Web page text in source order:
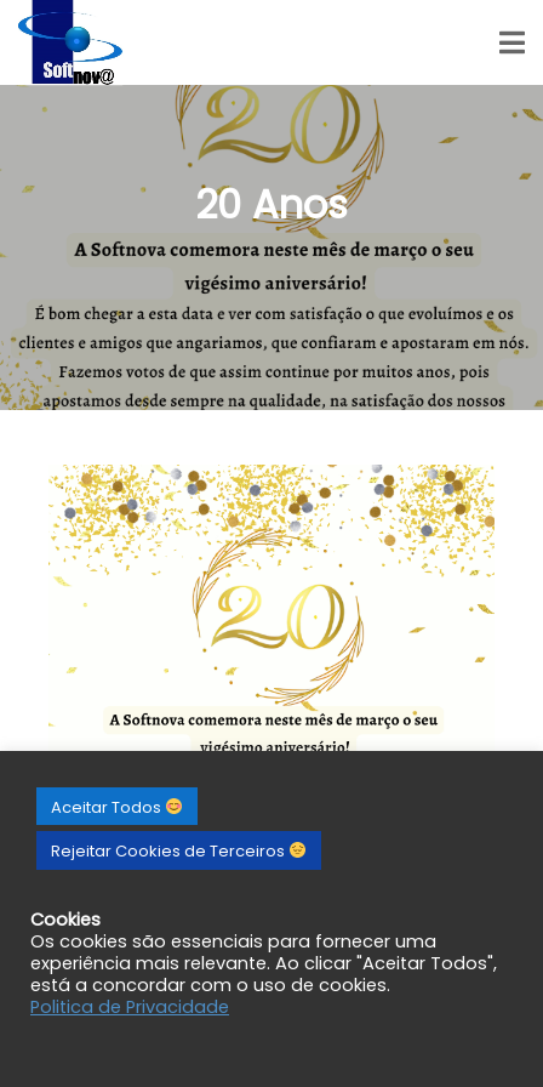
20 Anos
Aceitar Todos
Rejeitar Cookies de Terceiros
Cookies
Os cookies são essenciais para fornecer uma
experiência mais relevante. Ao clicar "Aceitar Todos",
está a concordar com o uso de cookies.
Politica de Privacidade